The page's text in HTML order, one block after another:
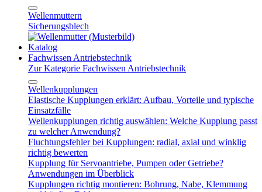
Wellenmuttern
Sicherungsblech
Katalog
Fachwissen Antriebstechnik
Zur Kategorie Fachwissen Antriebstechnik
Wellenkupplungen
Elastische Kupplungen erklärt: Aufbau, Vorteile und typische
Einsatzfälle
Wellenkupplungen richtig auswählen: Welche Kupplung passt
zu welcher Anwendung?
Fluchtungsfehler bei Kupplungen: radial, axial und winklig
richtig bewerten
Kupplung für Servoantriebe, Pumpen oder Getriebe?
Anwendungen im Überblick
Kupplungen richtig montieren: Bohrung, Nabe, Klemmung